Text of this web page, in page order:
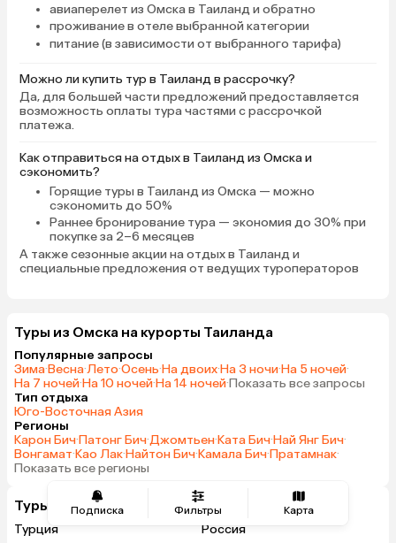
Подписка Фильтры Карта
авиаперелет из Омска в Таиланд и обратно
проживание в отеле выбранной категории
питание (в зависимости от выбранного тарифа)
Можно ли купить тур в Таиланд в рассрочку?
Да, для большей части предложений предоставляется
возможность оплаты тура частями с рассрочкой
платежа.
Как отправиться на отдых в Таиланд из Омска и
сэкономить?
Горящие туры в Таиланд из Омска — можно
сэкономить до 50%
Раннее бронирование тура — экономия до 30% при
покупке за 2–6 месяцев
А такжесезонные акции на отдых в Таиланд и
специальные предложения от ведущих туроператоров
Туры из Омска на курорты Таиланда
Популярные запросы
Зима·Весна·Лето·Осень·На двоих·На 3 ночи·На 5 ночей·
На 7 ночей·На 10 ночей·На 14 ночей·Показать все запросы
Тип отдыха
Юго-Восточная Азия
Регионы
Карон Бич·Патонг Бич·Джомтьен·Ката Бич·Най Янг Бич·
Вонгамат·Као Лак·Найтон Бич·Камала Бич·Пратамнак·
Показать все регионы
Туры из Омска в другие страны
Турция Россия